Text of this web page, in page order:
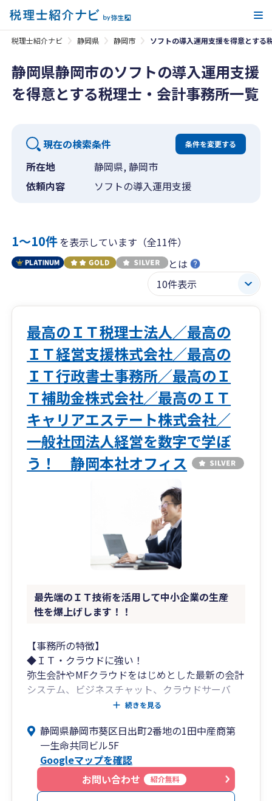
税理士紹介ナビ 静岡県 静岡市 ソフトの導入運用支援を得意とする
静岡県静岡市のソフトの導入運用支援
を得意とする税理士・会計事務所一覧
現在の検索条件 条件を変更する
所在地
静岡県, 静岡市
依頼内容
ソフトの導入運用支援
1〜10件を表示しています（全11件）
とは
最高のＩＴ税理士法人／最高の
ＩＴ経営支援株式会社／最高の
ＩＴ行政書士事務所／最高のＩ
Ｔ補助金株式会社／最高のＩＴ
キャリアエステート株式会社／
一般社団法人経営を数字で学ぼ
う！ 静岡本社オフィス
最先端のＩＴ技術を活用して中小企業の生産
性を爆上げします！！
【事務所の特徴】
◆ＩＴ・クラウドに強い！
弥生会計やMFクラウドをはじめとした最新の会計
システム、ビジネスチャット、クラウドサーバ
ー、ＷＥＢ会議システム、遠隔リモートツールそ
が本当にやるべき「経営」に専念可能。
◆明瞭な価格提示！
「わかりやすさ」を重視し、3つのコースから選
択可能。
続きを見る
静岡県静岡市葵区日出町2番地の1田中産商第
一生命共同ビル5F
Googleマップを確認
お問い合わせ
紹介無料